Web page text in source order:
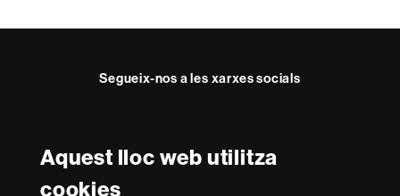
Aquest lloc web utilitza
cookies
t
Segueix-nos a les xarxes socials
Reconeixement internacional de l'excel·lència